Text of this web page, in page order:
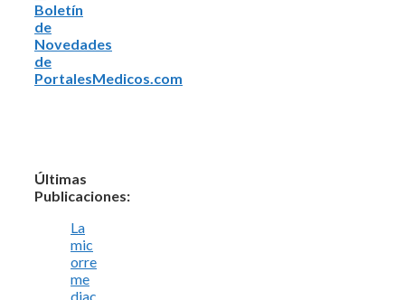
Boletín
de
Novedades
de
PortalesMedicos.com
Últimas
Publicaciones:
La
mic
orre
me
diac